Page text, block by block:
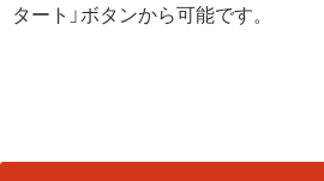
タート」ボタンから可能です。